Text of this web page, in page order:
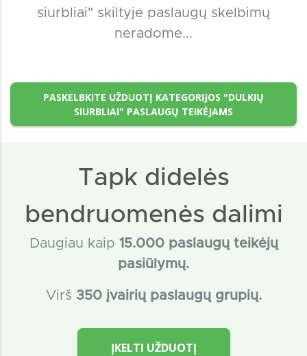
siurbliai" skiltyje paslaugų skelbimų
neradome...
PASKELBKITE UŽDUOTĮ KATEGORIJOS "DULKIŲ
SIURBLIAI" PASLAUGŲ TEIKĖJAMS
Tapk didelės
bendruomenės dalimi
Daugiau kaip 15.000 paslaugų teikėjų
pasiūlymų.
Virš 350 įvairių paslaugų grupių.
ĮKELTI UŽDUOTĮ